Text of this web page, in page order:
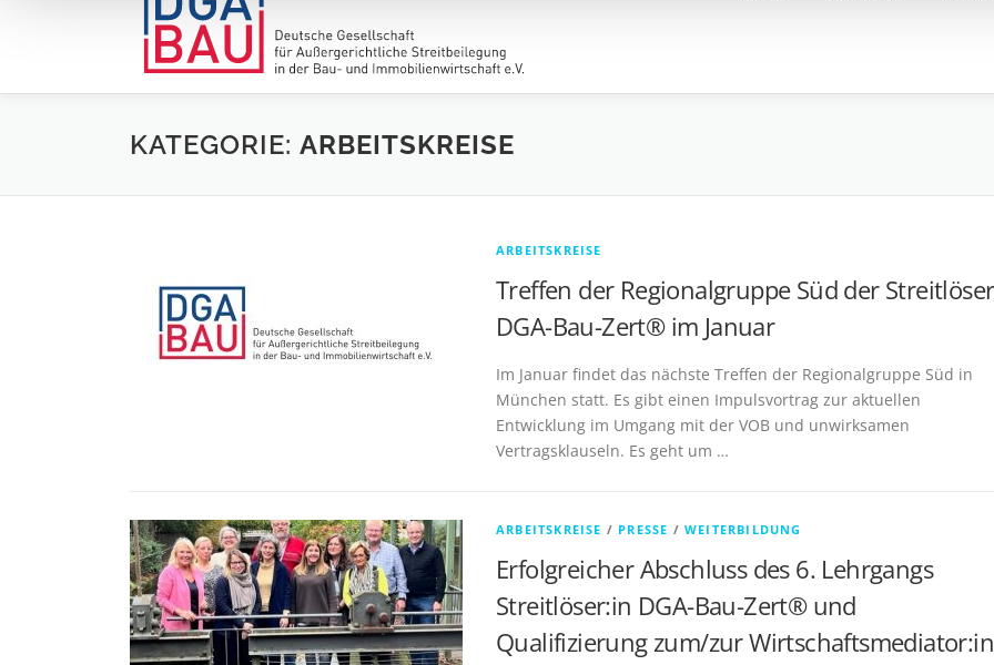
KATEGORIE: ARBEITSKREISE
ARBEITSKREISE
Treffen der Regionalgruppe Süd der Streitlöser
DGA-Bau-Zert® im Januar
Im Januar findet das nächste Treffen der Regionalgruppe Süd in
München statt. Es gibt einen Impulsvortrag zur aktuellen
Entwicklung im Umgang mit der VOB und unwirksamen
Vertragsklauseln. Es geht um …
ARBEITSKREISE / PRESSE /WEITERBILDUNG
Erfolgreicher Abschluss des 6. Lehrgangs
Streitlöser:in DGA-Bau-Zert® und
Qualifizierung zum/zur Wirtschaftsmediator:in